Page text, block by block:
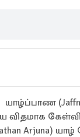
யாழ்ப்பாண
விதமாக
Arjuna)